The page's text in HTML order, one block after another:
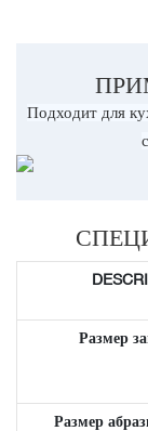
Подходит для
Размер
Размер